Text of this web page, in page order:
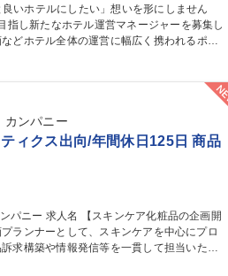
どホテル全体の運営に幅広く携われるポジ
■フロント業務のフォロー ■安全/衛生管理 ■
スタッフ】
ンパニー
ィクス出向/年間休日125日 商品
品の企画開
求構築や情報発信等を一貫して担当いただ